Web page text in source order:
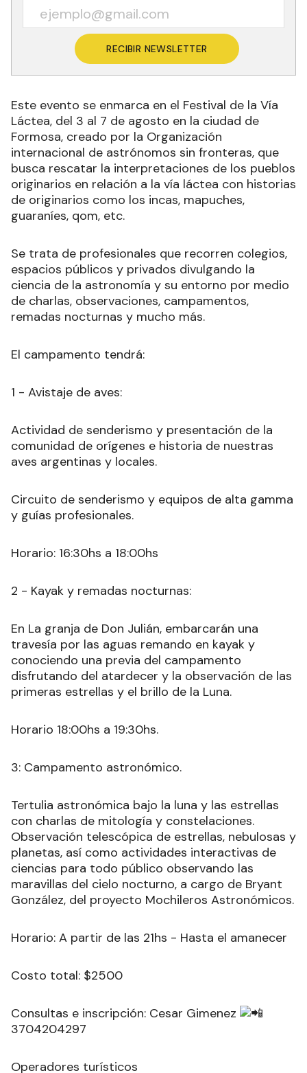
RECIBIR NEWSLETTER
Este evento se enmarca en el Festival de la Vía
Láctea, del 3 al 7 de agosto en la ciudad de
Formosa, creado por la Organización
internacional de astrónomos sin fronteras, que
busca rescatar la interpretaciones de los pueblos
originarios en relación a la vía láctea con historias
de originarios como los incas, mapuches,
guaraníes, qom, etc.
Se trata de profesionales que recorren colegios,
espacios públicos y privados divulgando la
ciencia de la astronomía y su entorno por medio
de charlas, observaciones, campamentos,
remadas nocturnas y mucho más.
El campamento tendrá:
1 - Avistaje de aves:
Actividad de senderismo y presentación de la
comunidad de orígenes e historia de nuestras
aves argentinas y locales.
Circuito de senderismo y equipos de alta gamma
y guías profesionales.
Horario: 16:30hs a 18:00hs
2 - Kayak y remadas nocturnas:
En La granja de Don Julián, embarcarán una
travesía por las aguas remando en kayak y
conociendo una previa del campamento
disfrutando del atardecer y la observación de las
primeras estrellas y el brillo de la Luna.
Horario 18:00hs a 19:30hs.
3: Campamento astronómico.
Tertulia astronómica bajo la luna y las estrellas
con charlas de mitología y constelaciones.
Observación telescópica de estrellas, nebulosas y
planetas, así como actividades interactivas de
ciencias para todo público observando las
maravillas del cielo nocturno, a cargo de Bryant
González, del proyecto Mochileros Astronómicos.
Horario: A partir de las 21hs - Hasta el amanecer
Costo total: $2500
Consultas e inscripción: Cesar Gimenez
3704204297
Operadores turísticos